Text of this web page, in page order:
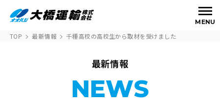
MENU
TOP 最新情報 千種高校の高校生から取材を受けました
最新情報
NEWS